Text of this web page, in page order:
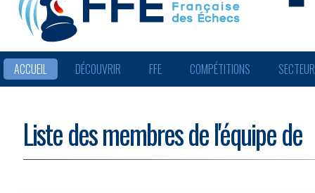
ACCUEIL DÉCOUVRIR FFE COMPÉTITIONS
Liste des membres de l'équipe de